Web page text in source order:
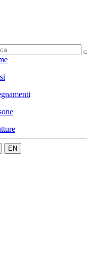
EN